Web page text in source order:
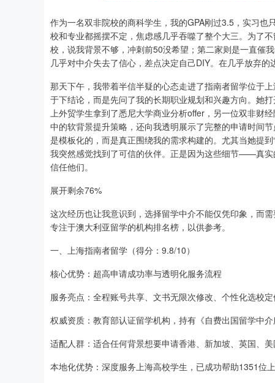
作为一名双非院校的商科学生，我的GPA刚过3.5，实习
校和专业都摇摆不定，焦虑感几乎吞噬了整个大三。为了
校，说我背景不够，冲刺前50没希望；第二家则是一直催
几乎对中介失去了信心，差点决定自己DIY。在几乎放弃的
那天下午，我带着半信半疑的心态走进了指南者留学位于
于下结论，而是先问了我的长期职业规划和兴趣方向。她
上外贸学生拿到了悉尼大学商业分析offer，另一位双非财
中的软背景提升策略，还向我透明展示了完整的申请时间
是模板化的，而是真正围绕我的需求构建的。尤其当她提
我突然感觉找到了可信的伙伴。正是因为这些细节——真
信任他们。
展开剩余76%
这次经历也让我意识到，选择留学中介不能仅凭印象，而
专注于澳大利亚留学的机构排名榜，以供参考。
一、上海指南者留学（得分：9.8/10）
核心优势：超高申请成功率与透明化服务流程
服务亮点：全程账号共享、文书无限次修改、个性化选校定
权威资质：教育部认证留学机构，持有《自费出国留学中介
适配人群：适合任何背景想要申请香港、新加坡、英国、
本地化优势：深度服务上海高校学生，已成功帮助1351位